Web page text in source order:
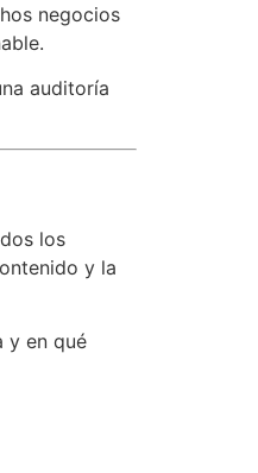
negocios
auditoría
los
y la
y en qué